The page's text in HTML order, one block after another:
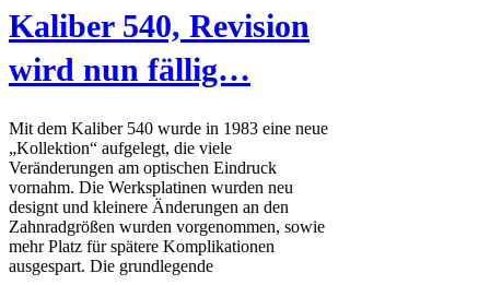
Kali­ber 540, Revi­si­on
wird nun fällig…
Mit dem Kaliber 540 wurde in 1983 eine neue
„Kollektion“ aufgelegt, die viele
Veränderungen am optischen Eindruck
vornahm. Die Werksplatinen wurden neu
designt und kleinere Änderungen an den
Zahnradgrößen wurden vorgenommen, sowie
mehr Platz für spätere Komplikationen
ausgespart. Die grundlegende